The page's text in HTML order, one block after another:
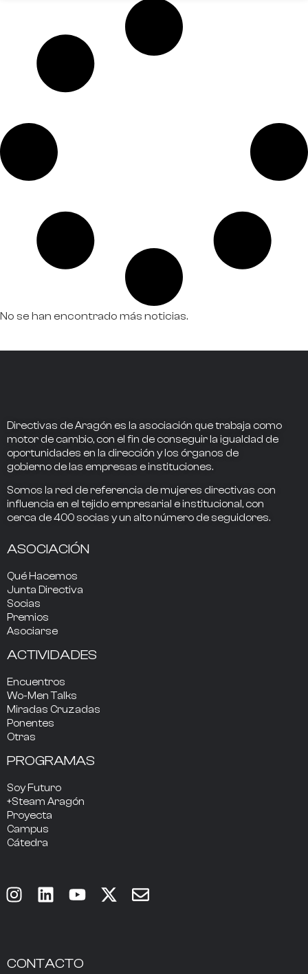
No se han encontrado más noticias.
Directivas de Aragón es la asociación que trabaja como
motor de cambio, con el fin de conseguir la igualdad de
oportunidades en la dirección y los órganos de
gobierno de las empresas e instituciones.
Somos la red de referencia de mujeres directivas con
influencia en el tejido empresarial e institucional, con
cerca de400 socias y un alto número de seguidores.
ASOCIACIÓN
Qué Hacemos
Junta Directiva
Socias
Premios
Asociarse
ACTIVIDADES
Encuentros
Wo-Men Talks
Miradas Cruzadas
Ponentes
Otras
PROGRAMAS
Soy Futuro
+Steam Aragón
Proyecta
Campus
Cátedra
CONTACTO